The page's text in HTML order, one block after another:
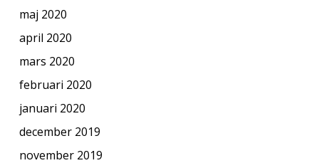
maj 2020
april 2020
mars 2020
februari 2020
januari 2020
december 2019
november 2019